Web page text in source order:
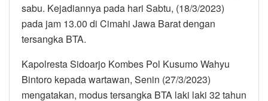
sabu. Kejadiannya pada hari Sabtu, (18/3/2023)
pada jam 13.00 di Cimahi Jawa Barat dengan
tersangka BTA.
Kapolresta Sidoarjo Kombes Pol Kusumo Wahyu
Bintoro kepada wartawan, Senin (27/3/2023)
mengatakan, modus tersangka BTA laki laki 32 tahun